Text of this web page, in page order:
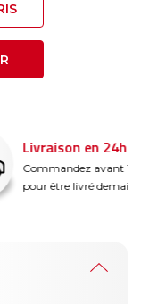
Livraison en 24h
Commandez avant 14h
pour être livré demain !